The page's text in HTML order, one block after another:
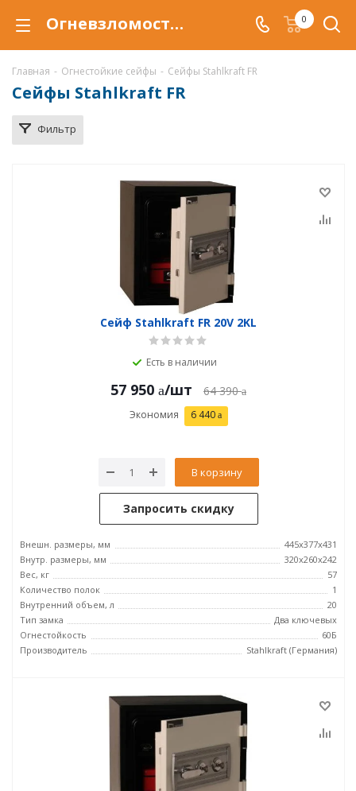
Огневзломостойкий сейф Stahlkraft FR купить в Самаре, сейфы Stahlkraft FR с защитой от взлома и от огня по низкой цене c доставкой 0
Главная - Огнестойкие сейфы - Сейфы Stahlkraft FR
Сейфы Stahlkraft FR
Фильтр
Сейф Stahlkraft FR 20V 2KL
Есть в наличии
57 950 /шт 64 390
Экономия 6 440
В корзину
Запросить скидку
Внешн. размеры, мм
445x377x431
Внутр. размеры, мм
320x260x242
Вес, кг
57
Количество полок
1
Внутренний объем, л
20
Тип замка
Два ключевых
Огнестойкость
60Б
Производитель
Stahlkraft (Германия)